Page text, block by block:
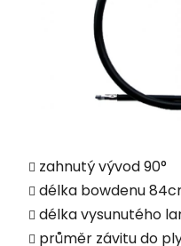
zahnutý vývod 90°
délka bowdenu
délka vysunutého
průměr závitu do